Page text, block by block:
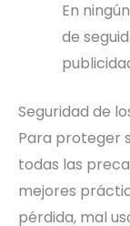
En
de
Seguridad de
Para proteger
todas las
mejores
pérdida, mal